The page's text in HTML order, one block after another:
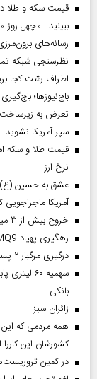
قیمت سکه و طلا در بازار
ببینید | «چهل
رسانه‌های
نظرسنجی شبکه
اطراف رشت کجا
باج‌نیوزها؛
تعرض به
سپر آمریکا نشوید
نرخ ارز
عشق به حسین (ع)
آمریکا
خروج بیش از ۳ میلیون زائر از تمام مرز‌های کشور
رهگیری پهپاد MQ9 بر فراز تنگه هرمز
درگیری مرگبار ۲ پسرخاله در پارک
سهمیه
بانکی
‌زائران سبز
همه مردمی که این
کشورشان این
در کمین